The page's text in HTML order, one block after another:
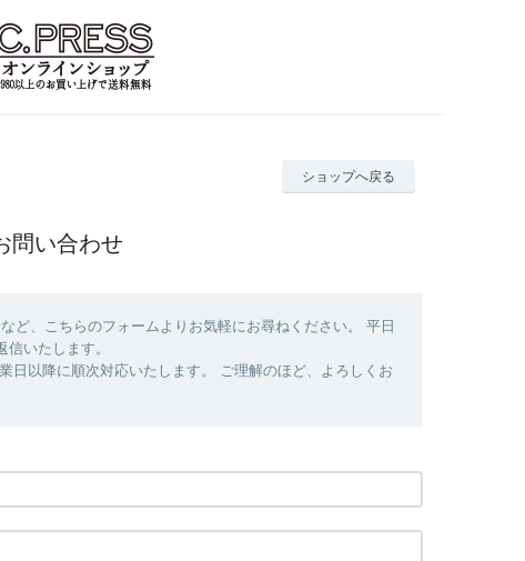
ショップへ戻る
問い合わせ
ど、こちらのフォームよりお気軽にお尋ねください。 平日
いたします。
日以降に順次対応いたします。 ご理解のほど、よろしくお